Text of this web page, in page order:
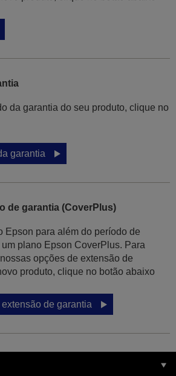
da garantia do seu produto, clique no
garantia
de garantia (CoverPlus)
Epson para além do período de
plano Epson CoverPlus. Para
opções de extensão de
produto, clique no botão abaixo
de garantia